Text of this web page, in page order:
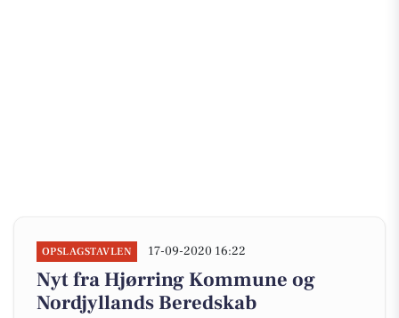
OPSLAGSTAVLEN 17-09-2020 16:22
Nyt fra Hjørring Kommune og
Nordjyllands Beredskab